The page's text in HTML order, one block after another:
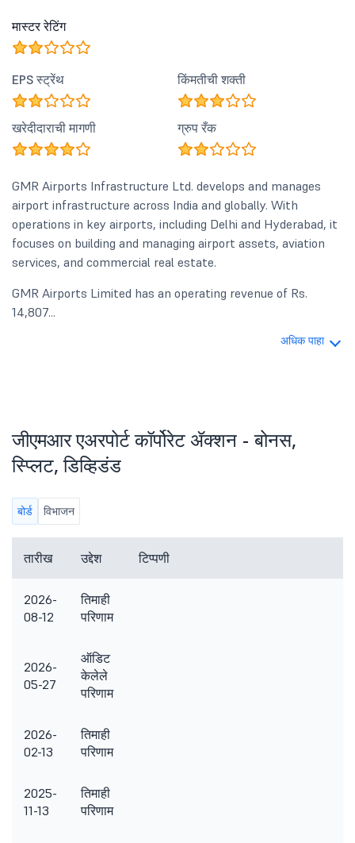
मास्टर रेटिंग
EPS स्ट्रेंथ किंमतीची शक्ती
खरेदीदाराची मागणी ग्रुप रँक
GMR Airports Infrastructure Ltd. develops and manages
airport infrastructure across India and globally. With
operations in key airports, including Delhi and Hyderabad, it
focuses on building and managing airport assets, aviation
services, and commercial real estate.
GMR Airports Limited has an operating revenue of Rs.
14,807...
अधिक पाहा
जीएमआर एअरपोर्ट कॉर्पोरेट ॲक्शन - बोनस,
स्प्लिट, डिव्हिडंड
बोर्ड विभाजन
तारीख उद्देश टिप्पणी
2026-
08-12
तिमाही
परिणाम
2026-
05-27
ऑडिट
केलेले
परिणाम
2026-
02-13
तिमाही
परिणाम
2025-
11-13
तिमाही
परिणाम